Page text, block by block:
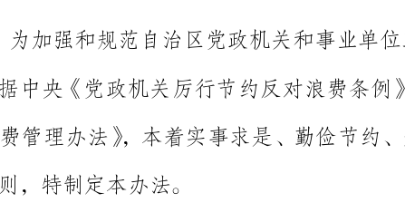
捷高效的原则，特制定本办法。
本办法适用于自治区党政机关和事业单位（以下简称